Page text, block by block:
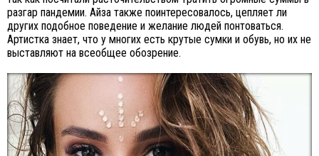
разгар пандемии. Айза также поинтересовалось, цепляет ли
других подобное поведение и желание людей понтоваться.
Артистка знает, что у многих есть крутые сумки и обувь, но их не
выставляют на всеобщее обозрение.